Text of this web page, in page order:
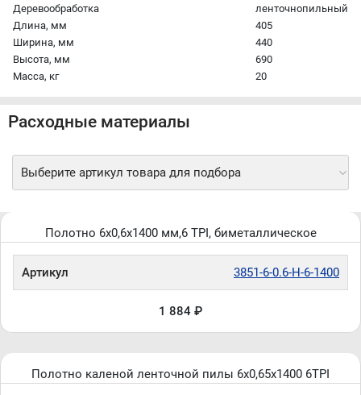
Деревообработка
ленточнопильный
Длина, мм
405
Ширина, мм
440
Высота, мм
690
Масса, кг
20
Расходные материалы
Выберите артикул товара для подбора
Полотно 6x0,6x1400 мм,6 TPI, биметаллическое
Артикул 3851-6-0.6-H-6-1400
1 884 ₽
Полотно каленой ленточной пилы 6х0,65х1400 6TPI